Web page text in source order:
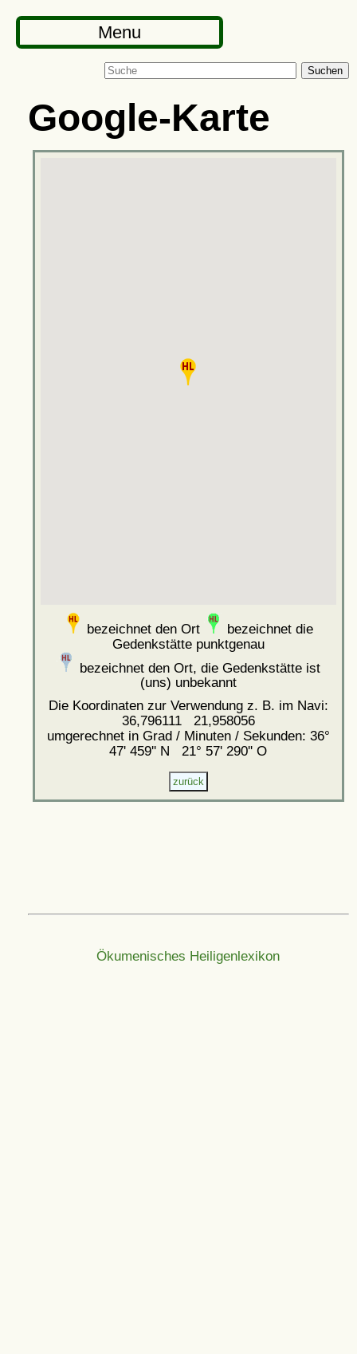
Menu
Suchen
Google-Karte
bezeichnet den Ort
bezeichnet die
Gedenkstätte punktgenau
bezeichnet den Ort, die Gedenkstätte ist
(uns) unbekannt
Die Koordinaten zur Verwendung z. B. im Navi:
36,796111 21,958056
umgerechnet in Grad / Minuten / Sekunden: 36°
47' 459'' N 21° 57' 290'' O
Ökumenisches Heiligenlexikon